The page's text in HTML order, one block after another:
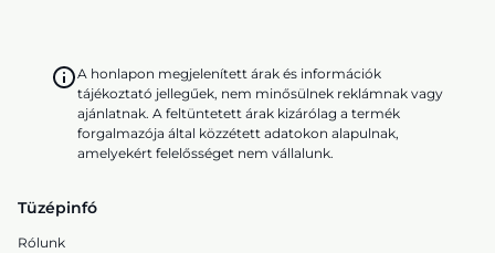
A honlapon megjelenített árak és információk
tájékoztató jellegűek, nem minősülnek reklámnak vagy
ajánlatnak. A feltüntetett árak kizárólag a termék
forgalmazója által közzétett adatokon alapulnak,
amelyekért felelősséget nem vállalunk.
Tüzépinfó
Rólunk